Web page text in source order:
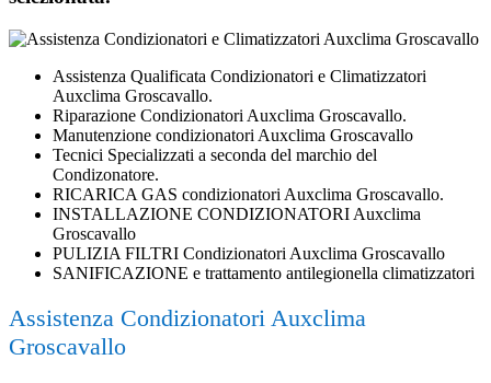
Assistenza Qualificata Condizionatori e Climatizzatori
Auxclima Groscavallo.
Riparazione Condizionatori Auxclima Groscavallo.
Manutenzione condizionatori Auxclima Groscavallo
Tecnici Specializzati a seconda del marchio del
Condizonatore.
RICARICA GAS condizionatori Auxclima Groscavallo.
INSTALLAZIONE CONDIZIONATORI Auxclima
Groscavallo
PULIZIA FILTRI Condizionatori Auxclima Groscavallo
SANIFICAZIONE e trattamento antilegionella climatizzatori
Assistenza Condizionatori Auxclima
Groscavallo